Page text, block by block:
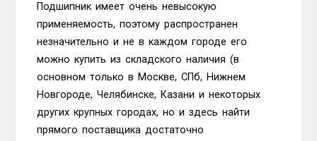
Подшипник имеет очень невысокую
применяемость, поэтому распространен
незначительно и не в каждом городе его
можно купить из складского наличия (в
основном только в Москве, СПб, Нижнем
Новгороде, Челябинске, Казани и некоторых
других крупных городах, но и здесь найти
прямого поставщика достаточно